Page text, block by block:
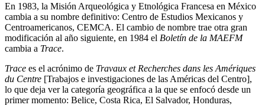
En 1983, la Misión Arqueológica y Etnológica Francesa en México
cambia a su nombre definitivo: Centro de Estudios Mexicanos y
Centroamericanos, CEMCA. El cambio de nombre trae otra gran
modificación al año siguiente, en 1984 el Boletín de la MAEFM
cambia a Trace.
Trace es el acrónimo de Travaux et Recherches dans les Amériques
du Centre [Trabajos e investigaciones de las Américas del Centro],
lo que deja ver la categoría geográfica a la que se enfocó desde un
primer momento: Belice, Costa Rica, El Salvador, Honduras,